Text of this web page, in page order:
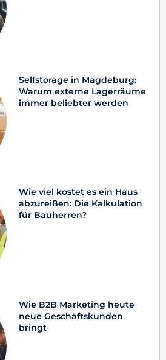
Selfstorage in Magdeburg:
Warum externe Lagerräume
immer beliebter werden
Wie viel kostet es ein Haus
abzureißen: Die Kalkulation
für Bauherren?
Wie B2B Marketing heute
neue Geschäftskunden
bringt